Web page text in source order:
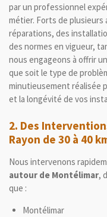
par un professionnel
métier. Forts de plusieurs
réparations, des
des normes en vigueur,
nous engageons à offrir
que soit le type de
minutieusement réalisée
et la longévité de vos
2. Des
Rayon de 30 à 40
Nous intervenons
autour de Montélimar,
que :
Montélimar